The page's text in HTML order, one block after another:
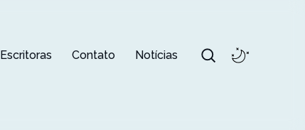
Escritoras Contato Notícias